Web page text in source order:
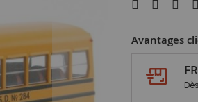
Avantages